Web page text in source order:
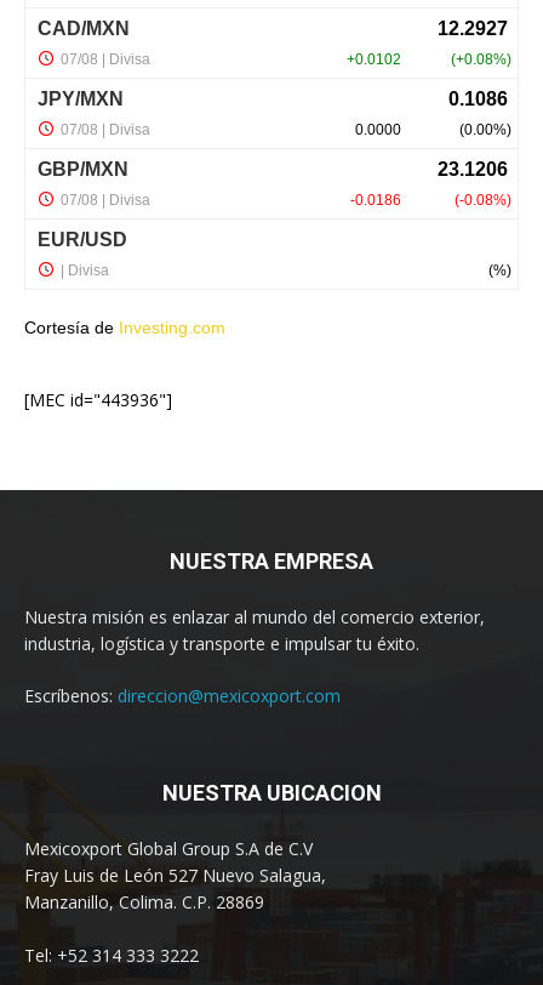
Cortesía de Investing.com
[MEC id="443936"]
NUESTRA EMPRESA
Nuestra misión es enlazar al mundo del comercio exterior,
industria, logística y transporte e impulsar tu éxito.
Escríbenos: direccion@mexicoxport.com
NUESTRA UBICACION
Mexicoxport Global Group S.A de C.V
Fray Luis de León 527 Nuevo Salagua,
Manzanillo, Colima. C.P. 28869
Tel: +52 314 333 3222